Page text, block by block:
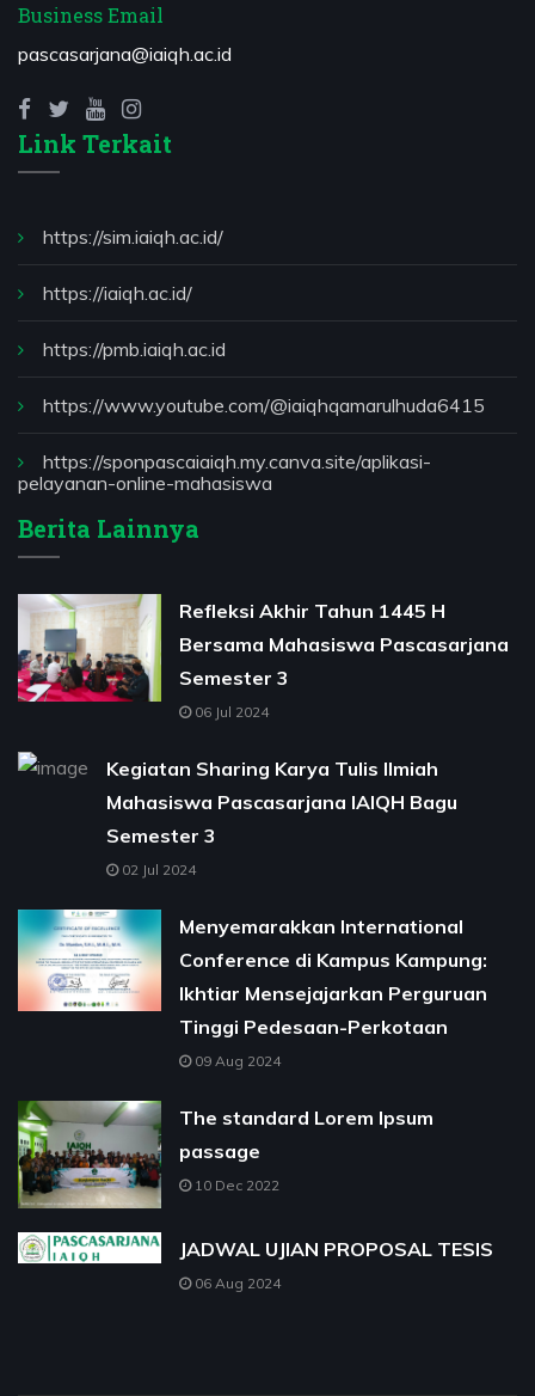
Business Email
pascasarjana@iaiqh.ac.id
Link Terkait
https://sim.iaiqh.ac.id/
https://iaiqh.ac.id/
https://pmb.iaiqh.ac.id
https://www.youtube.com/@iaiqhqamarulhuda6415
https://sponpascaiaiqh.my.canva.site/aplikasi-
pelayanan-online-mahasiswa
Berita Lainnya
Refleksi Akhir Tahun 1445 H
Bersama Mahasiswa Pascasarjana
Semester 3
06 Jul 2024
Kegiatan Sharing Karya Tulis Ilmiah
Mahasiswa Pascasarjana IAIQH Bagu
Semester 3
02 Jul 2024
Menyemarakkan International
Conference di Kampus Kampung:
Ikhtiar Mensejajarkan Perguruan
Tinggi Pedesaan-Perkotaan
09 Aug 2024
The standard Lorem Ipsum
passage
10 Dec 2022
JADWAL UJIAN PROPOSAL TESIS
06 Aug 2024